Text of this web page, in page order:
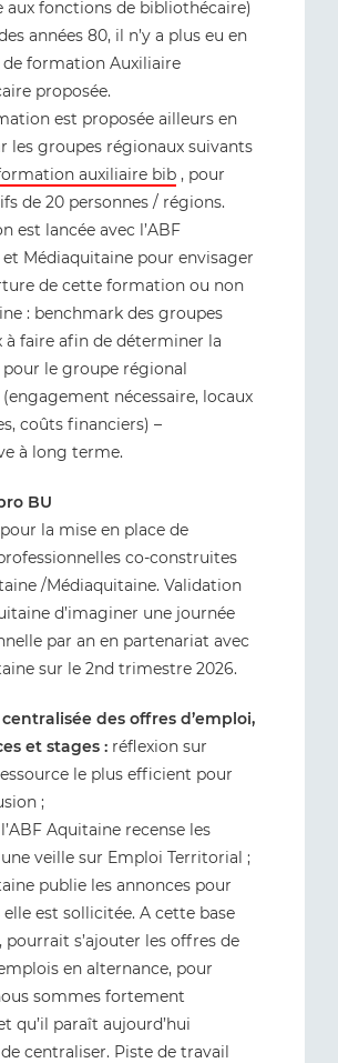
aux fonctions de bibliothécaire)
années 80, il n’y a plus eu en
formation Auxiliaire
proposée.
est proposée ailleurs en
les groupes régionaux suivants
auxiliaire bib , pour
de 20 personnes / régions.
est lancée avec l’ABF
Médiaquitaine pour envisager
de cette formation ou non
: benchmark des groupes
à faire afin de déterminer la
le groupe régional
nécessaire, locaux
coûts financiers) –
à long terme.
BU
la mise en place de
co-construites
/Médiaquitaine. Validation
d’imaginer une journée
par an en partenariat avec
sur le 2nd trimestre 2026.
des offres d’emploi,
et stages : réflexion sur
le plus efficient pour
;
Aquitaine recense les
veille sur Emploi Territorial ;
publie les annonces pour
elle est sollicitée. A cette base
pourrait s’ajouter les offres de
en alternance, pour
sommes fortement
qu’il paraît aujourd’hui
centraliser. Piste de travail